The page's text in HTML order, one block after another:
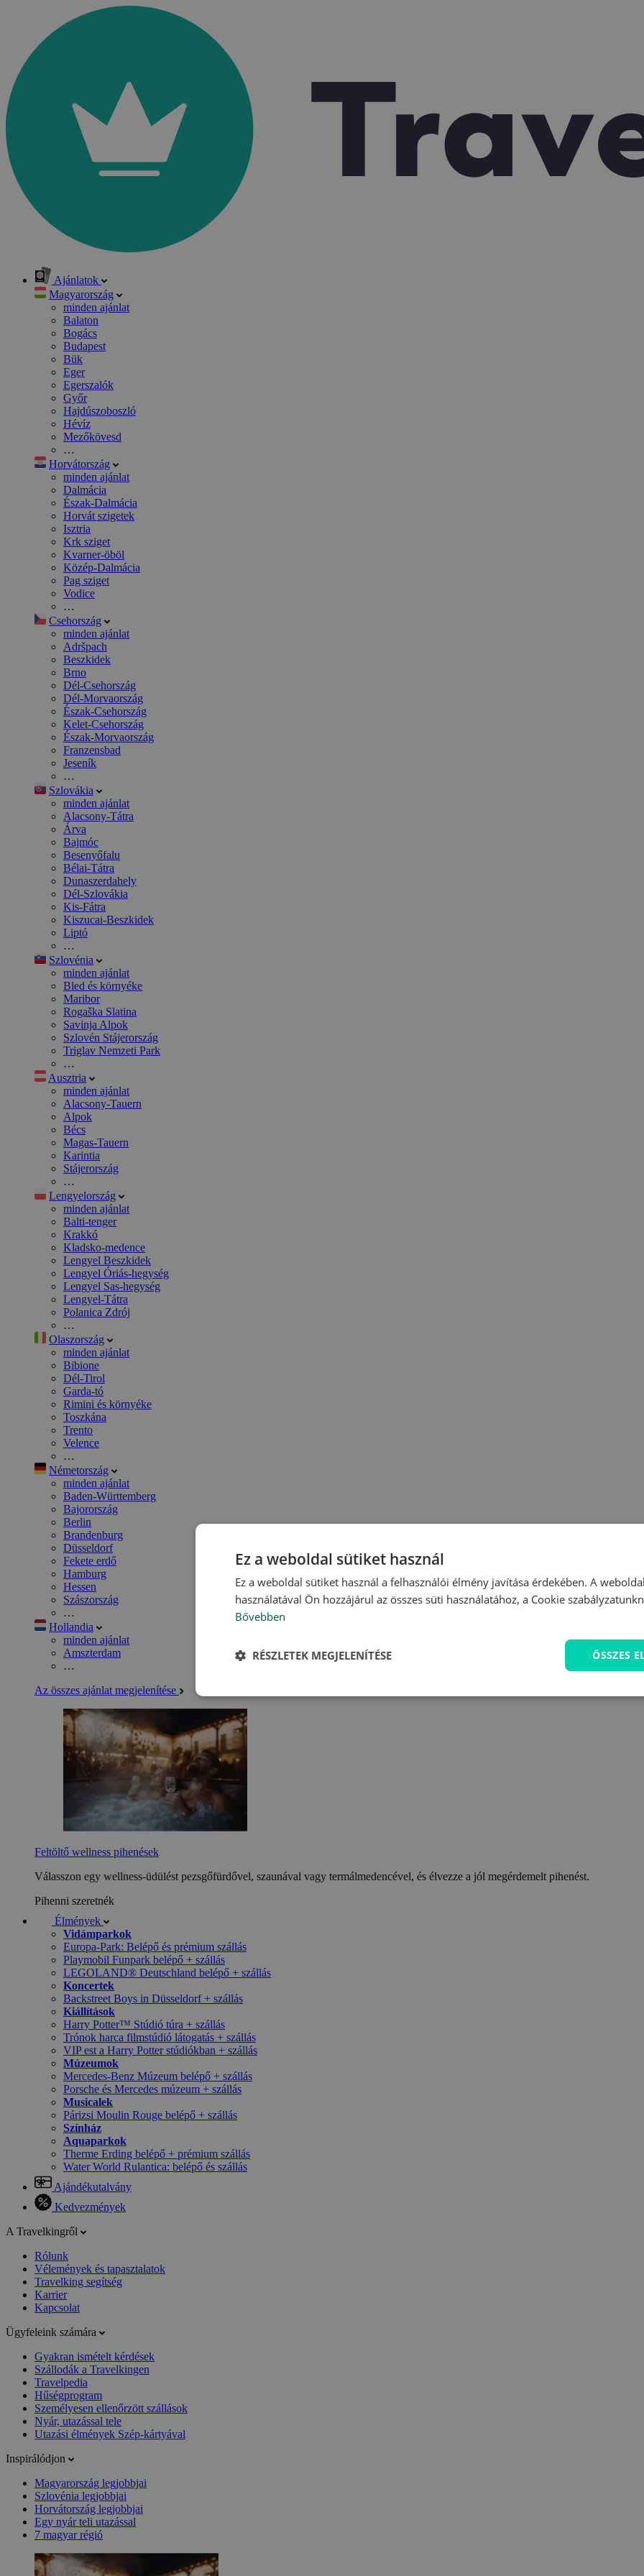
Ajánlatok
Magyarország
minden ajánlat
Balaton
Bogács
Budapest
Bük
Eger
Egerszalók
Győr
Hajdúszoboszló
Hévíz
Mezőkövesd
…
Horvátország
minden ajánlat
Dalmácia
Észak-Dalmácia
Horvát szigetek
Isztria
Krk sziget
Kvarner-öböl
Közép-Dalmácia
Pag sziget
Vodice
…
Csehország
minden ajánlat
Adršpach
Beszkidek
Brno
Dél-Csehország
Dél-Morvaország
Észak-Csehország
Kelet-Csehország
Észak-Morvaország
Franzensbad
Jeseník
…
Szlovákia
minden ajánlat
Alacsony-Tátra
Árva
Bajmóc
Besenyőfalu
Bélai-Tátra
Dunaszerdahely
Dél-Szlovákia
Kis-Fátra
Kiszucai-Beszkidek
Liptó
…
Szlovénia
minden ajánlat
Bled és környéke
Maribor
Rogaška Slatina
Savinja Alpok
Szlovén Stájerország
Triglav Nemzeti Park
…
Ausztria
minden ajánlat
Alacsony-Tauern
Alpok
Bécs
Magas-Tauern
Karintia
Stájerország
…
Lengyelország
minden ajánlat
Balti-tenger
Krakkó
Kladsko-medence
Lengyel Beszkidek
Lengyel Óriás-hegység
Lengyel Sas-hegység
Lengyel-Tátra
Polanica Zdrój
…
Olaszország
minden ajánlat
Bibione
Dél-Tirol
Garda-tó
Rimini és környéke
Toszkána
Trento
Velence
…
Németország
minden ajánlat
Baden-Württemberg
Bajorország
Berlin
Brandenburg
Düsseldorf
Fekete erdő
Hamburg
Hessen
Szászország
…
Hollandia
minden ajánlat
Amszterdam
…
Az összes ajánlat megjelenítése
Feltöltő wellness pihenések
Válasszon egy wellness-üdülést pezsgőfürdővel, szaunával vagy termálmedencével, és élvezze a jól megérdemelt pihenést.
Pihenni szeretnék
Élmények
Vidámparkok
Europa-Park: Belépő és prémium szállás
Playmobil Funpark belépő + szállás
LEGOLAND® Deutschland belépő + szállás
Koncertek
Backstreet Boys in Düsseldorf + szállás
Kiállítások
Harry Potter™ Stúdió túra + szállás
Trónok harca filmstúdió látogatás + szállás
VIP est a Harry Potter stúdiókban + szállás
Múzeumok
Mercedes-Benz Múzeum belépő + szállás
Porsche és Mercedes múzeum + szállás
Musicalek
Párizsi Moulin Rouge belépő + szállás
Színház
Aquaparkok
Therme Erding belépő + prémium szállás
Water World Rulantica: belépő és szállás
Ajándékutalvány
Kedvezmények
A Travelkingről
Rólunk
Vélemények és tapasztalatok
Travelking segítség
Karrier
Kapcsolat
Ügyfeleink számára
Gyakran ismételt kérdések
Szállodák a Travelkingen
Travelpedia
Hűségprogram
Személyesen ellenőrzött szállások
Nyár, utazással tele
Utazási élmények Szép-kártyával
Inspirálódjon
Magyarország legjobbjai
Szlovénia legjobbjai
Horvátország legjobbjai
Egy nyár teli utazással
7 magyar régió
Ez a weboldal sütiket használ
Ez a weboldal sütiket használ a felhasználói élmény javítása érdekében. A
használatával Ön hozzájárul az összes süti használatához, a Cookie
Bővebben
ÖSSZES
RÉSZLETEK MEGJELENÍTÉSE